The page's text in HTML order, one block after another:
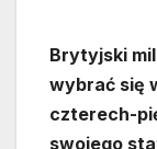
Brytyjski
wybrać się
czterech-
swojego